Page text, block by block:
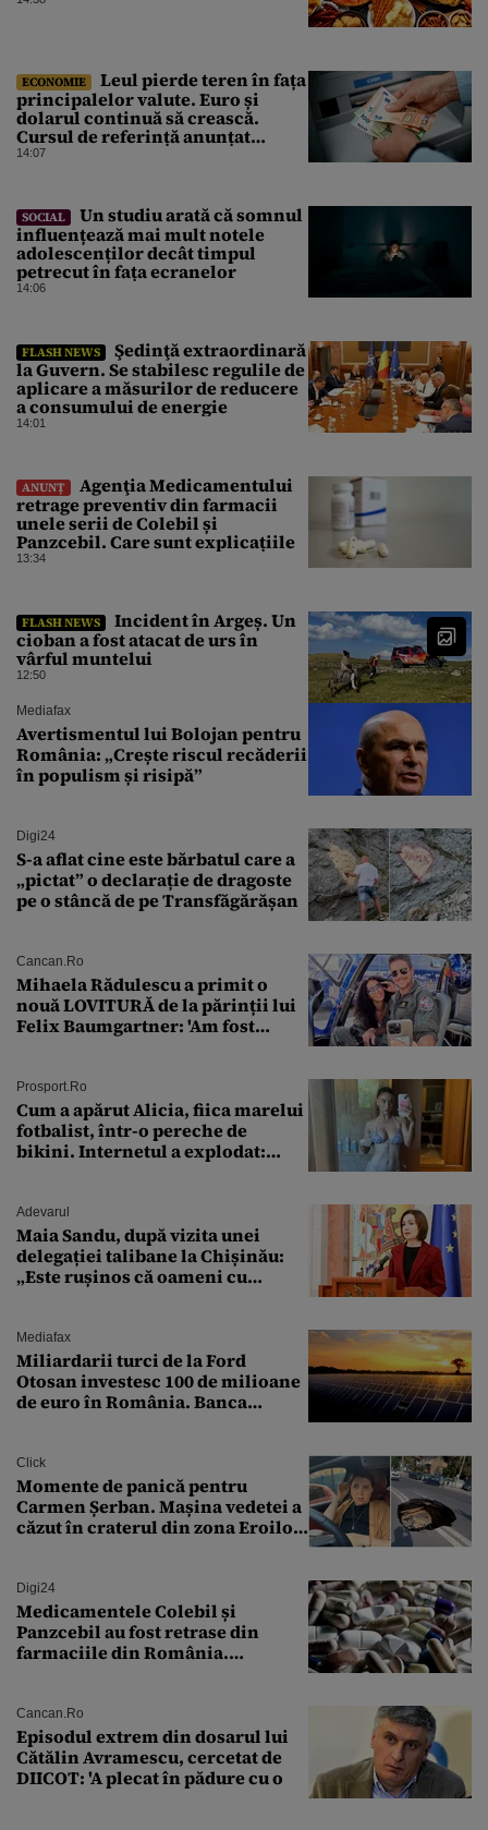
ECONOMIE
Leul pierde teren în fața
principalelor valute. Euro și
dolarul continuă să crească.
Cursul de referință anunțat
pentru vineri de BNR
14:07
SOCIAL
Un studiu arată că somnul
influențează mai mult notele
adolescenților decât timpul
petrecut în fața ecranelor
14:06
FLASH NEWS
Şedinţă extraordinară
la Guvern. Se stabilesc regulile de
aplicare a măsurilor de reducere
a consumului de energie
14:01
ANUNȚ
Agenţia Medicamentului
retrage preventiv din farmacii
unele serii de Colebil și
Panzcebil. Care sunt explicațiile
13:34
FLASH NEWS
Incident în Argeș. Un
cioban a fost atacat de urs în
vârful muntelui
12:50
Mediafax
Avertismentul lui Bolojan pentru
România: „Crește riscul recăderii
în populism și risipă”
Digi24
S-a aflat cine este bărbatul care a
„pictat” o declarație de dragoste
pe o stâncă de pe Transfăgărășan
Cancan.ro
Mihaela Rădulescu a primit o
nouă LOVITURĂ de la părinții lui
Felix Baumgartner: 'Am fost
Prosport.ro
Cum a apărut Alicia, fiica marelui
fotbalist, într-o pereche de
bikini. Internetul a explodat:
Adevarul
Maia Sandu, după vizita unei
delegației talibane la Chișinău:
„Este rușinos că oameni cu
Mediafax
Miliardarii turci de la Ford
Otosan investesc 100 de milioane
de euro în România. Banca
Click
Momente de panică pentru
Carmen Șerban. Mașina vedetei a
căzut în craterul din zona Eroilor:
Digi24
Medicamentele Colebil și
Panzcebil au fost retrase din
farmaciile din România.
Cancan.ro
Episodul extrem din dosarul lui
Cătălin Avramescu, cercetat de
DIICOT: 'A plecat în pădure cu o